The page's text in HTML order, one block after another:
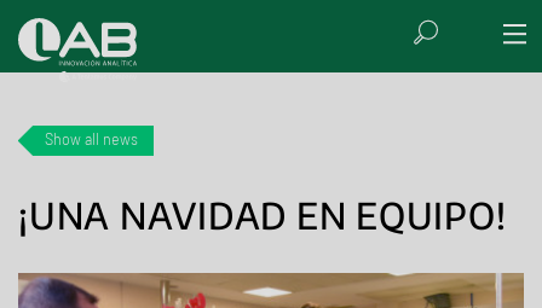
Show all news
¡UNA NAVIDAD EN EQUIPO!